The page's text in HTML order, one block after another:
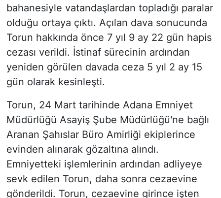
bahanesiyle vatandaşlardan topladığı paralar
olduğu ortaya çıktı. Açılan dava sonucunda
Torun hakkında önce 7 yıl 9 ay 22 gün hapis
cezası verildi. İstinaf sürecinin ardından
yeniden görülen davada ceza 5 yıl 2 ay 15
gün olarak kesinleşti.
Torun, 24 Mart tarihinde Adana Emniyet
Müdürlüğü Asayiş Şube Müdürlüğü'ne bağlı
Aranan Şahıslar Büro Amirliği ekiplerince
evinden alınarak gözaltına alındı.
Emniyetteki işlemlerinin ardından adliyeye
sevk edilen Torun, daha sonra cezaevine
gönderildi. Torun, cezaevine girince işten